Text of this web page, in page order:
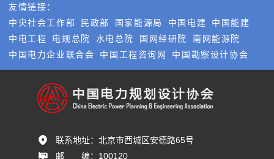
友情链接：
中央社会工作部
民政部 国家能源局 中国电建
中国能建
中电工程
电规总院 水电总院 国网经研院
南网能源院
中国电力企业联合会
中国工程咨询网 中国勘察设计协会
联系地址： 北京市西城区安德路65号
邮       编： 100120